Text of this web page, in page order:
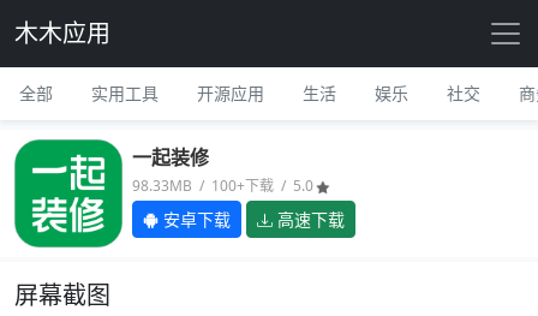
木木应用
全部 实用工具 开源应用 生活 娱乐 社交
一起装修
98.33MB / 100+下载 / 5.0
安卓下载 高速下载
屏幕截图